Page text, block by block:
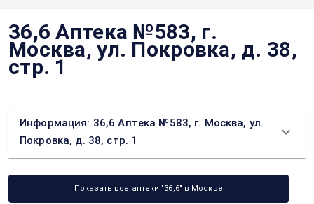
36,6 Аптека №583, г.
Москва, ул. Покровка, д. 38,
стр. 1
Информация: 36,6 Аптека №583, г. Москва, ул.
Покровка, д. 38, стр. 1
Показать все аптеки "36,6" в Москве